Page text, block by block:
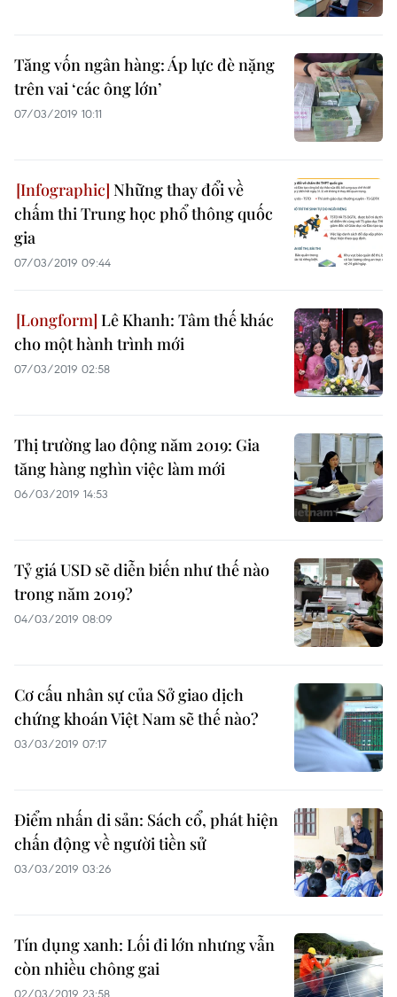
Tăng vốn ngân hàng: Áp lực đè nặng
trên vai ‘các ông lớn’
07/03/2019 10:11
Những thay đổi về
chấm thi Trung học phổ thông quốc
gia
07/03/2019 09:44
Lê Khanh: Tâm thế khác
cho một hành trình mới
07/03/2019 02:58
Thị trường lao động năm 2019: Gia
tăng hàng nghìn việc làm mới
06/03/2019 14:53
Tỷ giá USD sẽ diễn biến như thế nào
trong năm 2019?
04/03/2019 08:09
Cơ cấu nhân sự của Sở giao dịch
chứng khoán Việt Nam sẽ thế nào?
03/03/2019 07:17
Điểm nhấn di sản: Sách cổ, phát hiện
chấn động về người tiền sử
03/03/2019 03:26
Tín dụng xanh: Lối đi lớn nhưng vẫn
còn nhiều chông gai
02/03/2019 23:58